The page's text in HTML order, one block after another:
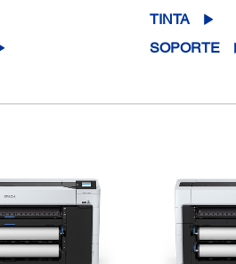
TINTA
SOPORTE